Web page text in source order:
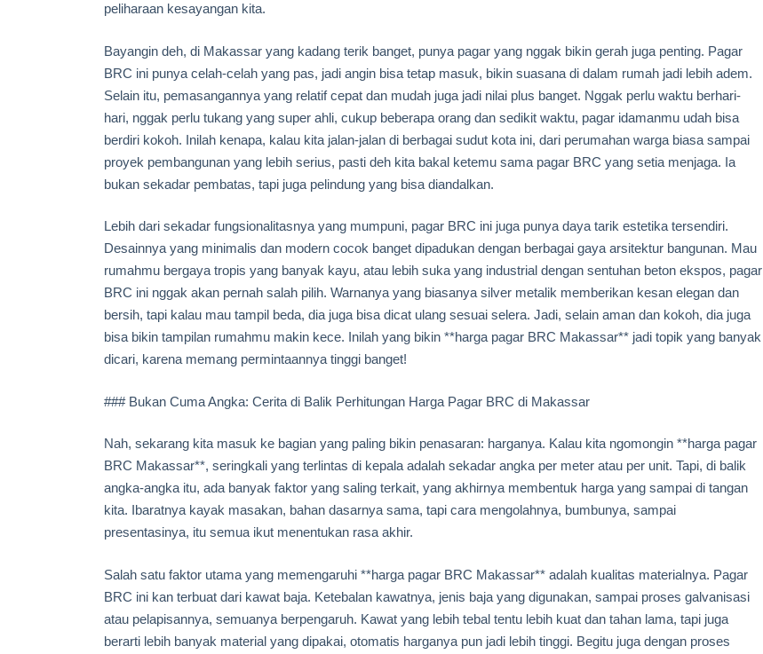
peliharaan kesayangan kita.
Bayangin deh, di Makassar yang kadang terik banget, punya pagar yang nggak bikin gerah juga penting. Pagar
BRC ini punya celah-celah yang pas, jadi angin bisa tetap masuk, bikin suasana di dalam rumah jadi lebih adem.
Selain itu, pemasangannya yang relatif cepat dan mudah juga jadi nilai plus banget. Nggak perlu waktu berhari-
hari, nggak perlu tukang yang super ahli, cukup beberapa orang dan sedikit waktu, pagar idamanmu udah bisa
berdiri kokoh. Inilah kenapa, kalau kita jalan-jalan di berbagai sudut kota ini, dari perumahan warga biasa sampai
proyek pembangunan yang lebih serius, pasti deh kita bakal ketemu sama pagar BRC yang setia menjaga. Ia
bukan sekadar pembatas, tapi juga pelindung yang bisa diandalkan.
Lebih dari sekadar fungsionalitasnya yang mumpuni, pagar BRC ini juga punya daya tarik estetika tersendiri.
Desainnya yang minimalis dan modern cocok banget dipadukan dengan berbagai gaya arsitektur bangunan. Mau
rumahmu bergaya tropis yang banyak kayu, atau lebih suka yang industrial dengan sentuhan beton ekspos, pagar
BRC ini nggak akan pernah salah pilih. Warnanya yang biasanya silver metalik memberikan kesan elegan dan
bersih, tapi kalau mau tampil beda, dia juga bisa dicat ulang sesuai selera. Jadi, selain aman dan kokoh, dia juga
bisa bikin tampilan rumahmu makin kece. Inilah yang bikin **harga pagar BRC Makassar** jadi topik yang banyak
dicari, karena memang permintaannya tinggi banget!
### Bukan Cuma Angka: Cerita di Balik Perhitungan Harga Pagar BRC di Makassar
Nah, sekarang kita masuk ke bagian yang paling bikin penasaran: harganya. Kalau kita ngomongin **harga pagar
BRC Makassar**, seringkali yang terlintas di kepala adalah sekadar angka per meter atau per unit. Tapi, di balik
angka-angka itu, ada banyak faktor yang saling terkait, yang akhirnya membentuk harga yang sampai di tangan
kita. Ibaratnya kayak masakan, bahan dasarnya sama, tapi cara mengolahnya, bumbunya, sampai
presentasinya, itu semua ikut menentukan rasa akhir.
Salah satu faktor utama yang memengaruhi **harga pagar BRC Makassar** adalah kualitas materialnya. Pagar
BRC ini kan terbuat dari kawat baja. Ketebalan kawatnya, jenis baja yang digunakan, sampai proses galvanisasi
atau pelapisannya, semuanya berpengaruh. Kawat yang lebih tebal tentu lebih kuat dan tahan lama, tapi juga
berarti lebih banyak material yang dipakai, otomatis harganya pun jadi lebih tinggi. Begitu juga dengan proses